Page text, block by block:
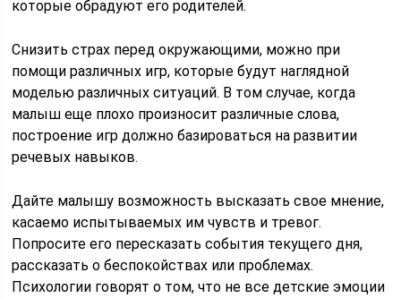
которые обрадуют его родителей.
Снизить страх перед окружающими, можно при
помощи различных игр, которые будут наглядной
моделью различных ситуаций. В том случае, когда
малыш еще плохо произносит различные слова,
построение игр должно базироваться на развитии
речевых навыков.
Дайте малышу возможность высказать свое мнение,
касаемо испытываемых им чувств и тревог.
Попросите его пересказать события текущего дня,
рассказать о беспокойствах или проблемах.
Психологии говорят о том, что не все детские эмоции